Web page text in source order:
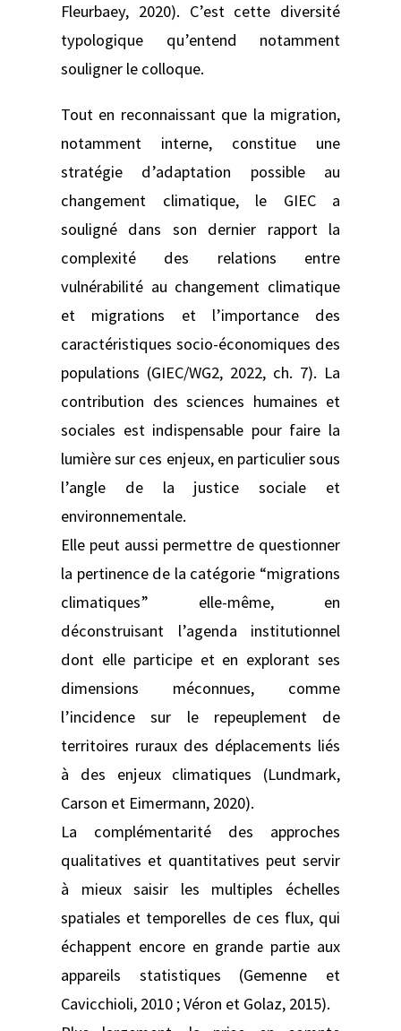
Fleurbaey, 2020). C’est cette diversité
typologique qu’entend notamment
souligner le colloque.
Tout en reconnaissant que la migration,
notamment interne, constitue une
stratégie d’adaptation possible au
changement climatique, le GIEC a
souligné dans son dernier rapport la
complexité des relations entre
vulnérabilité au changement climatique
et migrations et l’importance des
caractéristiques socio-économiques des
populations (GIEC/WG2, 2022, ch. 7). La
contribution des sciences humaines et
sociales est indispensable pour faire la
lumière sur ces enjeux, en particulier sous
l’angle de la justice sociale et
environnementale.
Elle peut aussi permettre de questionner
la pertinence de la catégorie “migrations
climatiques” elle-même, en
déconstruisant l’agenda institutionnel
dont elle participe et en explorant ses
dimensions méconnues, comme
l’incidence sur le repeuplement de
territoires ruraux des déplacements liés
à des enjeux climatiques (Lundmark,
Carson et Eimermann, 2020).
La complémentarité des approches
qualitatives et quantitatives peut servir
à mieux saisir les multiples échelles
spatiales et temporelles de ces flux, qui
échappent encore en grande partie aux
appareils statistiques (Gemenne et
Cavicchioli, 2010 ; Véron et Golaz, 2015).